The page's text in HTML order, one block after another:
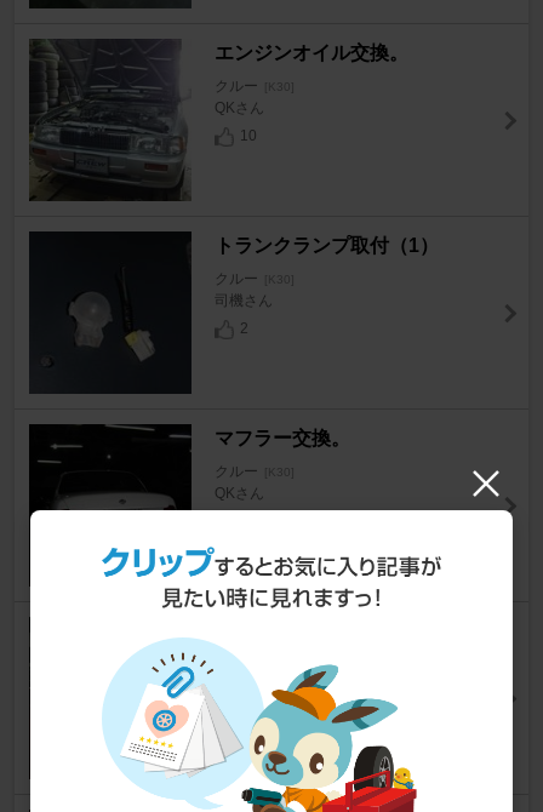
エンジンオイル交換。
クルー [K30]
QKさん
10
トランクランプ取付（1）
クルー [K30]
司機さん
2
マフラー交換。
クルー [K30]
QKさん
クルー
QKさん